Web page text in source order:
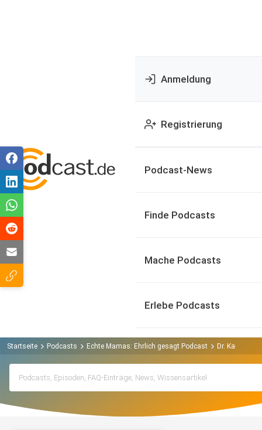
Anmeldung
Registrierung
Podcast-News
Finde Podcasts
Mache Podcasts
Erlebe Podcasts
Startseite Podcasts Echte Mamas: Ehrlich gesagt Podcast Dr. Karella